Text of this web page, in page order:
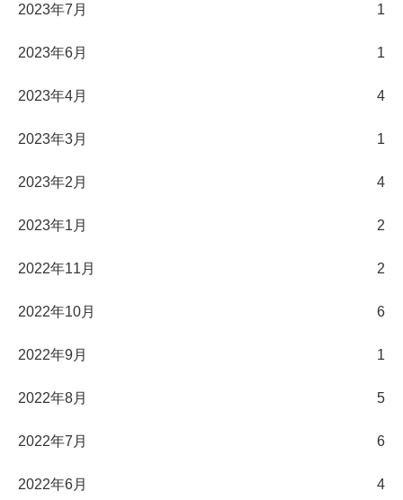
2023年7月 1
2023年6月 1
2023年4月 4
2023年3月 1
2023年2月 4
2023年1月 2
2022年11月 2
2022年10月 6
2022年9月 1
2022年8月 5
2022年7月 6
2022年6月 4